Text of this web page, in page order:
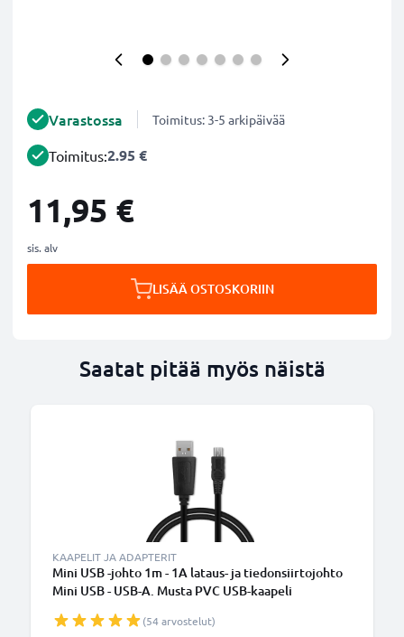
Varastossa Toimitus: 3-5 arkipäivää
Toimitus:2.95 €
11,95 €
sis. alv
LISÄÄ OSTOSKORIIN
Saatat pitää myös näistä
KAAPELIT JA ADAPTERIT
Mini USB -johto 1m - 1A lataus- ja tiedonsiirtojohto
Mini USB - USB-A. Musta PVC USB-kaapeli
(54 arvostelut)